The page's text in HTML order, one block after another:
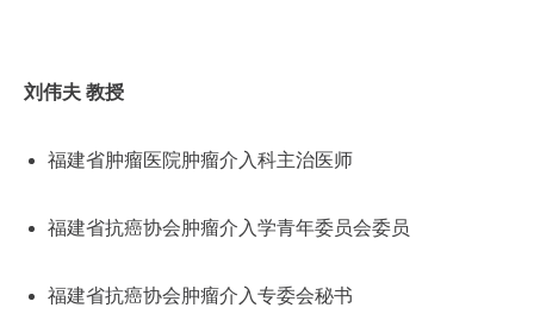
刘伟夫 教授
福建省肿瘤医院肿瘤介入科主治医师
福建省抗癌协会肿瘤介入学青年委员会委员
福建省抗癌协会肿瘤介入专委会秘书